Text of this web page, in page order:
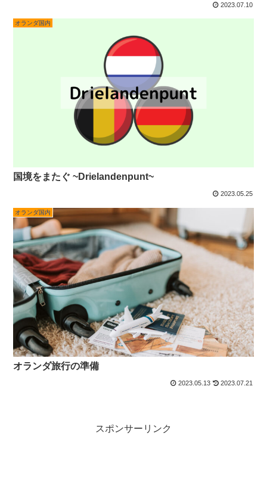
2023.07.10
オランダ国内
国境をまたぐ ~Drielandenpunt~
2023.05.25
オランダ国内
オランダ旅行の準備
2023.05.13 2023.07.21
スポンサーリンク